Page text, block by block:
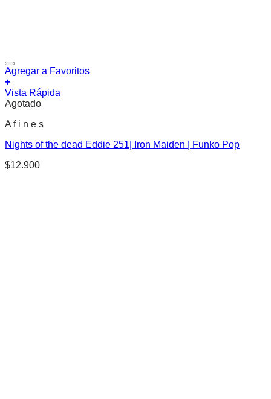
Agregar a Favoritos
+
Vista Rápida
Agotado
A f i n e s
Nights of the dead Eddie 251| Iron Maiden | Funko Pop
$12.900